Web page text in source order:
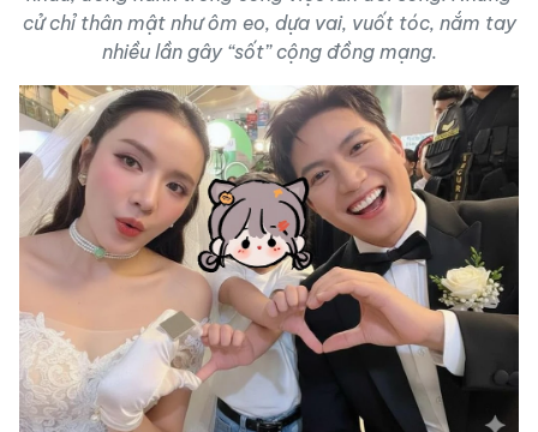
cử chỉ thân mật như ôm eo, dựa vai, vuốt tóc, nắm tay
nhiều lần gây “sốt” cộng đồng mạng.